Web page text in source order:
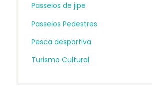
Passeios de jipe
Passeios Pedestres
Pesca desportiva
Turismo Cultural